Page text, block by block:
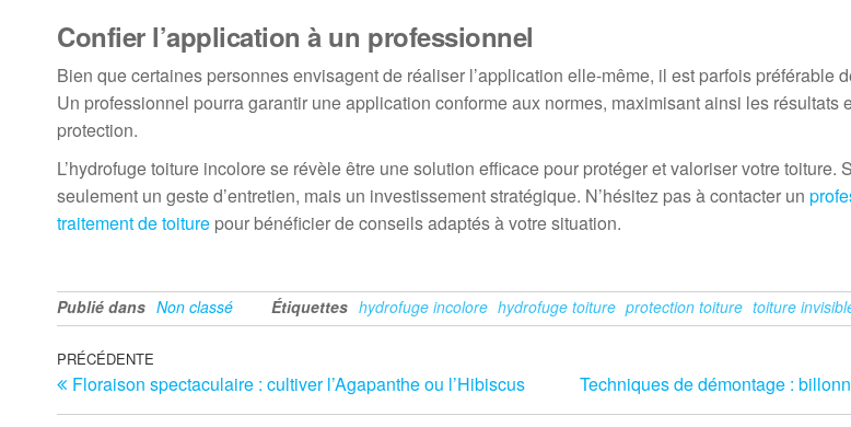
Confier l’application à un professionnel
Bien que certaines personnes envisagent de réaliser l’application elle-même, il est parfois préférable
Un professionnel pourra garantir une application conforme aux normes, maximisant ainsi les résultats
protection.
L’hydrofuge toiture incolore se révèle être une solution efficace pour protéger et valoriser votre toiture.
seulement un geste d’entretien, mais un investissement stratégique. N’hésitez pas à contacter un
traitement de toiture pour bénéficier de conseils adaptés à votre situation.
Publié dans Non classé Étiquettes hydrofuge incolore hydrofuge toiture protection toiture toiture
Navigation
de
Article
précédent
PRÉCÉDENTE
Floraison spectaculaire : cultiver l’Agapanthe ou l’Hibiscus Techniques de démontage :